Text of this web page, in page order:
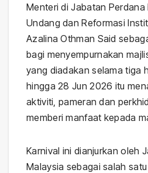
Menteri di Jabatan
Undang dan Reformasi
Azalina Othman Said
bagi menyempurnakan
yang diadakan selama tiga
hingga 28 Jun 2026 itu
aktiviti, pameran dan
memberi manfaat kepada
Karnival ini dianjurkan oleh
Malaysia sebagai salah